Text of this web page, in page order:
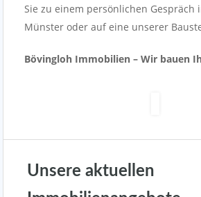
Sie zu einem persönlichen Gespräch
Münster oder auf eine unserer
Bövingloh Immobilien – Wir bauen
Unsere aktuellen